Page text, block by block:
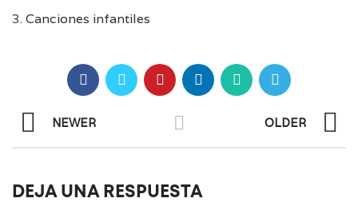
Canciones infantiles
NEWER OLDER
DEJA UNA RESPUESTA